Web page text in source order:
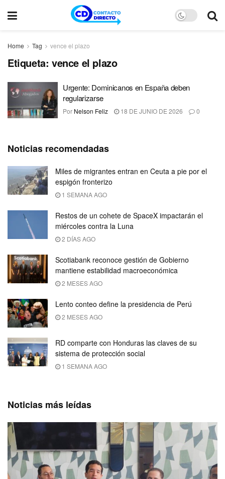
Home Tag vence el plazo
Etiqueta: vence el plazo
Urgente: Dominicanos en España deben
regularizarse
Por Nelson Feliz 18 DE JUNIO DE 2026 0
Noticias recomendadas
Miles de migrantes entran en Ceuta a pie por el
espigón fronterizo
1 SEMANA AGO
Restos de un cohete de SpaceX impactarán el
miércoles contra la Luna
2 DÍAS AGO
Scotiabank reconoce gestión de Gobierno
mantiene estabilidad macroeconómica
2 MESES AGO
Lento conteo define la presidencia de Perú
2 MESES AGO
RD comparte con Honduras las claves de su
sistema de protección social
1 SEMANA AGO
Noticias más leídas